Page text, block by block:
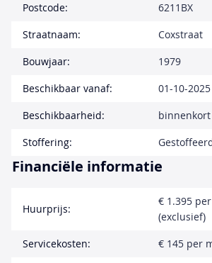
Postcode:
6211BX
Straatnaam:
Coxstraat
Bouwjaar:
1979
Beschikbaar vanaf:
01-10-2025
Beschikbaarheid:
binnenkort
Stoffering:
Financiële informatie
Huurprijs:
€ 1.395
(exclusief)
Servicekosten:
€ 145 per